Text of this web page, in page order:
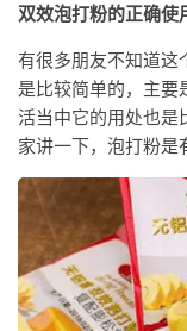
双效泡打粉的正确
有很多朋友不知道这
是比较简单的，主要
活当中它的用处也是
家讲一下，泡打粉是